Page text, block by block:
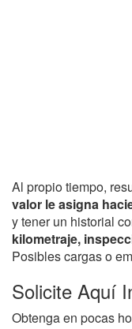
Al propio tiempo,
valor le asigna
y tener un historial
kilometraje,
Posibles cargas o
Solicite Aquí
Obtenga en pocas